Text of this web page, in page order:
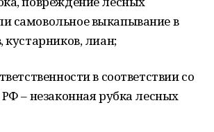
самовольное выкапывание в
кустарников, лиан;
в соответствии со
РФ – незаконная рубка лесных